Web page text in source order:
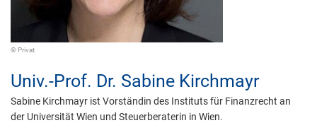
© Privat
Univ.-Prof. Dr. Sabine Kirchmayr
Sabine Kirchmayr ist Vorständin des Instituts für Finanzrecht an
der Universität Wien und Steuerberaterin in Wien.